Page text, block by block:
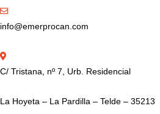
info@emerprocan.com
C/ Tristana, nº 7, Urb. Residencial
La Hoyeta – La Pardilla – Telde – 35213